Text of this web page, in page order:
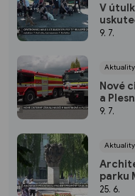
V
9. 7.
Aktuality
Nové
a
9. 7.
Aktuality
parku
se
25. 6.